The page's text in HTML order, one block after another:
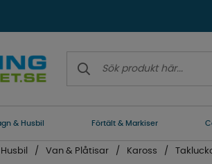
& Husbil Förtält & Markiser
Van & Plåtisar Kaross